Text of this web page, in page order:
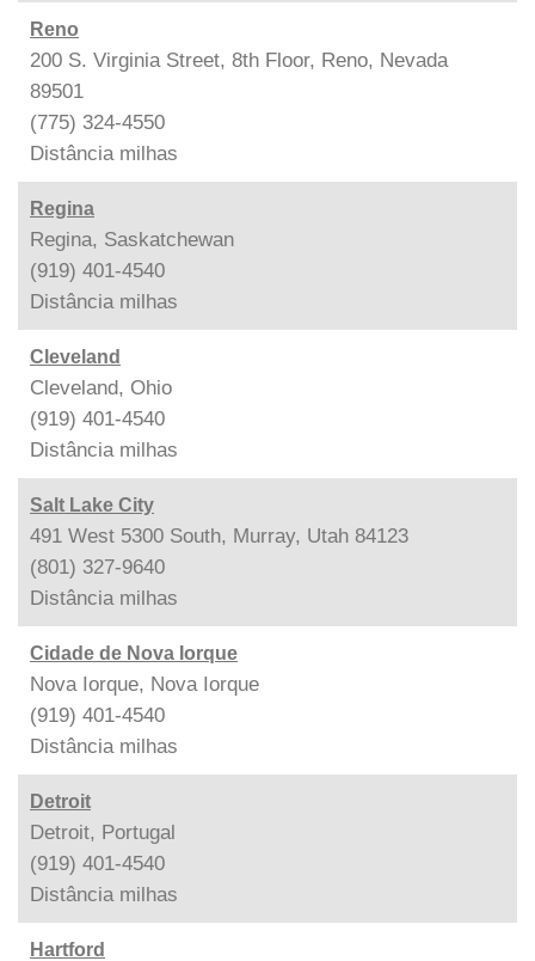
Reno
200 S. Virginia Street, 8th Floor, Reno, Nevada
89501
(775) 324-4550
Distância milhas
Regina
Regina, Saskatchewan
(919) 401-4540
Distância milhas
Cleveland
Cleveland, Ohio
(919) 401-4540
Distância milhas
Salt Lake City
491 West 5300 South, Murray, Utah 84123
(801) 327-9640
Distância milhas
Cidade de Nova Iorque
Nova Iorque, Nova Iorque
(919) 401-4540
Distância milhas
Detroit
Detroit, Portugal
(919) 401-4540
Distância milhas
Hartford